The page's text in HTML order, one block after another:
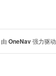
由 OneNav强力驱动